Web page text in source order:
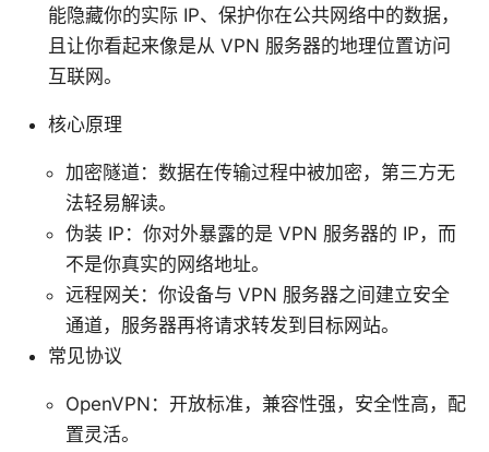
能隐藏你的实际 IP、保护你在公共网络中的数据，
且让你看起来像是从 VPN 服务器的地理位置访问
互联网。
核心原理
加密隧道：数据在传输过程中被加密，第三方无
法轻易解读。
伪装 IP：你对外暴露的是 VPN 服务器的 IP，而
不是你真实的网络地址。
远程网关：你设备与 VPN 服务器之间建立安全
通道，服务器再将请求转发到目标网站。
常见协议
OpenVPN：开放标准，兼容性强，安全性高，配
置灵活。